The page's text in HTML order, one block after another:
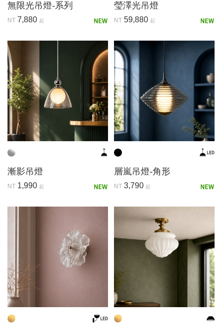
無限光吊燈-系列
NT 7,880 起
瑩澤光吊燈
NT 59,880 起
漸影吊燈
NT 1,990 起
層嵐吊燈-角形
NT 3,790 起